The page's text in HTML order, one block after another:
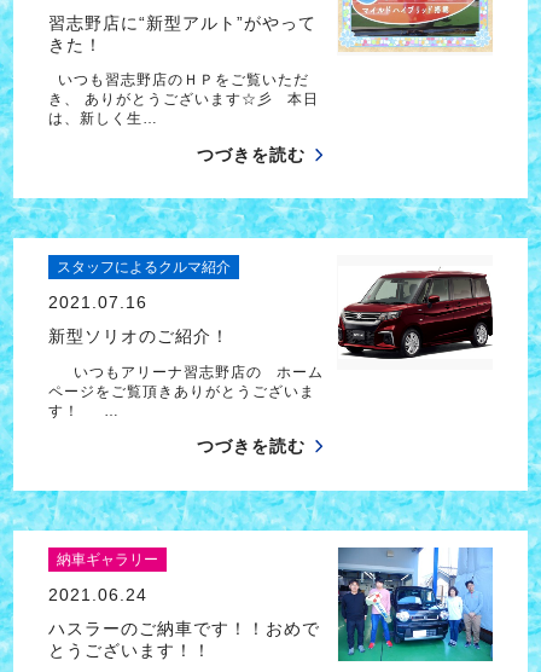
習志野店に“新型アルト”がやって
きた！
いつも習志野店のＨＰをご覧いただ
き、 ありがとうございます☆彡 本日
は、新しく生…
つづきを読む
スタッフによるクルマ紹介
2021.07.16
新型ソリオのご紹介！
いつもアリーナ習志野店の ホーム
ページをご覧頂きありがとうございま
す！ …
つづきを読む
納車ギャラリー
2021.06.24
ハスラーのご納車です！！おめで
とうございます！！